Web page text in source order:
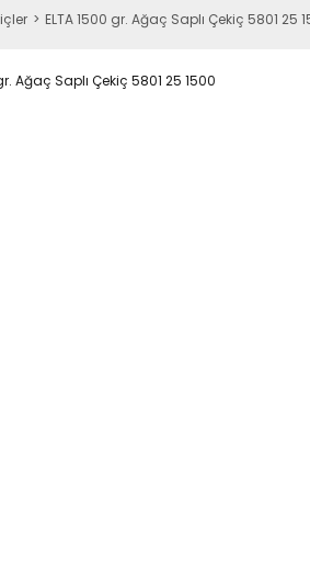
ELTA 1500 gr. Ağaç Saplı Çekiç 5801 25